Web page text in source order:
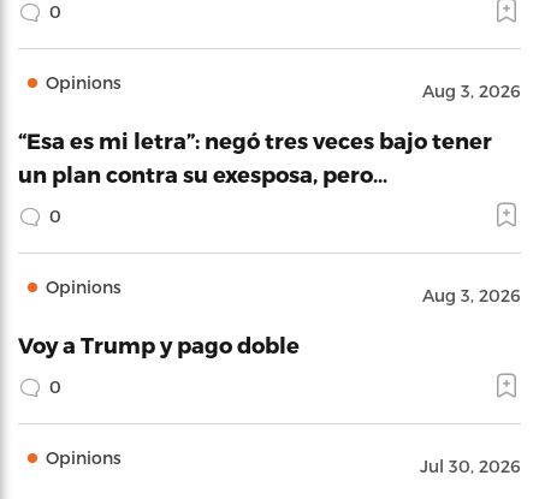
0
Opinions Aug 3, 2026
“Esa es mi letra”: negó tres veces bajo tener
un plan contra su exesposa, pero…
0
Opinions Aug 3, 2026
Voy a Trump y pago doble
0
Opinions Jul 30, 2026